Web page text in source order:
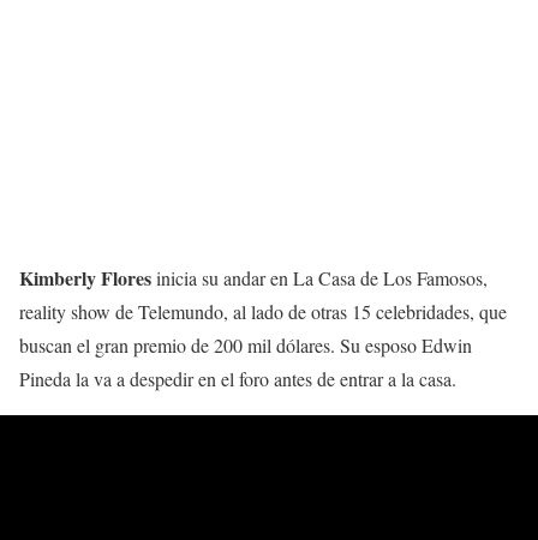
Kimberly Floresinicia su andar en La Casa de Los Famosos,
reality show de Telemundo, al lado de otras 15 celebridades, que
buscan el gran premio de 200 mil dólares. Su esposo Edwin
Pineda la va a despedir en el foro antes de entrar a la casa.